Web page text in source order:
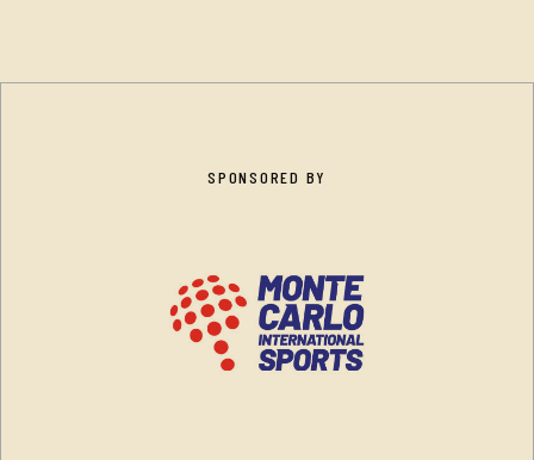
SPONSORED BY